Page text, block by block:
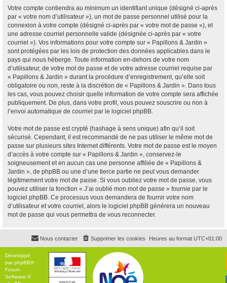
Votre compte contiendra au minimum un identifiant unique (désigné ci-après
par « votre nom d’utilisateur »), un mot de passe personnel utilisé pour la
connexion à votre compte (désigné ci-après par « votre mot de passe »), et
une adresse courriel personnelle valide (désignée ci-après par « votre
courriel »). Vos informations pour votre compte sur « Papillons & Jardin »
sont protégées par les lois de protection des données applicables dans le
pays qui nous héberge. Toute information en-dehors de votre nom
d’utilisateur, de votre mot de passe et de votre adresse courriel requise par
« Papillons & Jardin » durant la procédure d’enregistrement, qu’elle soit
obligatoire ou non, reste à la discrétion de « Papillons & Jardin ». Dans tous
les cas, vous pouvez choisir quelle information de votre compte sera affichée
publiquement. De plus, dans votre profil, vous pouvez souscrire ou non à
l’envoi automatique de courriel par le logiciel phpBB.
Votre mot de passe est crypté (hashage à sens unique) afin qu’il soit
sécurisé. Cependant, il est recommandé de ne pas utiliser le même mot de
passe sur plusieurs sites Internet différents. Votre mot de passe est le moyen
d’accès à votre compte sur « Papillons & Jardin », conservez-le
soigneusement et en aucun cas une personne affiliée de « Papillons &
Jardin », de phpBB ou une d’une tierce partie ne peut vous demander
légitimement votre mot de passe. Si vous oubliez votre mot de passe, vous
pouvez utiliser la fonction « J’ai oublié mon mot de passe » fournie par le
logiciel phpBB. Ce processus vous demandera de fournir votre nom
d’utilisateur et votre courriel, alors le logiciel phpBB générera un nouveau
mot de passe qui vous permettra de vous reconnecter.
Heures au format UTC+01:00
Supprimer les cookies
Nous contacter
Développé
parphpBB®
Forum
Software ©